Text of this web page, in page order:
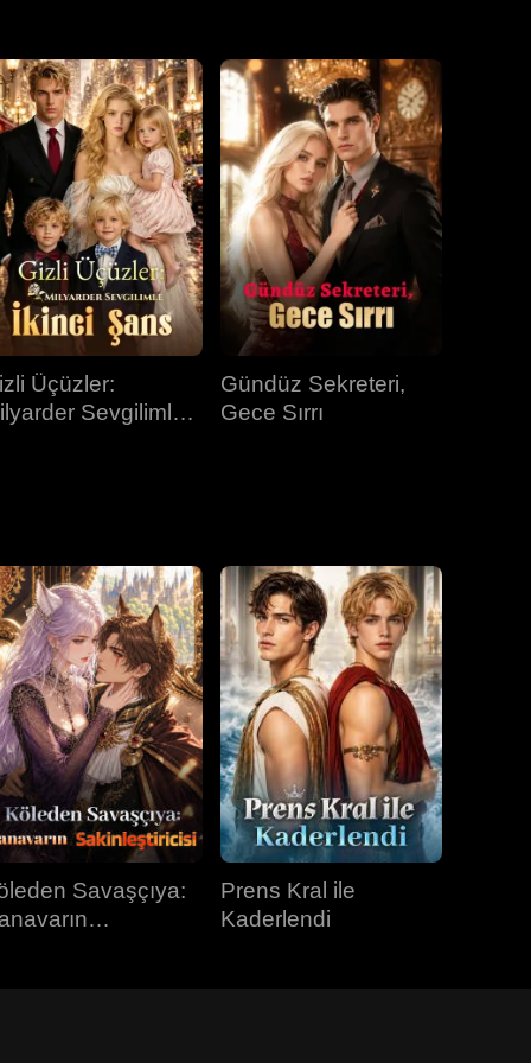
34.bölüm 35.bölüm 36.bölüm
37.bölüm 38.bölüm
40.bölüm
Üçüzler:
Sevgilimle
Gündüz Sekreteri,
Gece Sırrı
Savaşçıya:
Prens Kral ile
Kaderlendi